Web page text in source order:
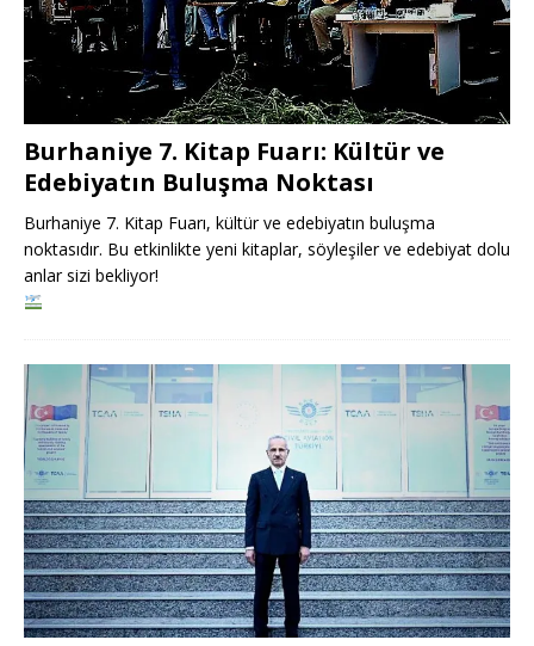
Burhaniye 7. Kitap Fuarı: Kültür ve
Edebiyatın Buluşma Noktası
Burhaniye 7. Kitap Fuarı, kültür ve edebiyatın buluşma
noktasıdır. Bu etkinlikte yeni kitaplar, söyleşiler ve edebiyat dolu
anlar sizi bekliyor!